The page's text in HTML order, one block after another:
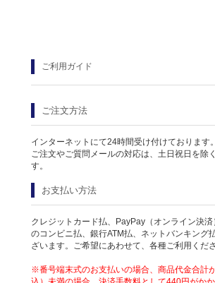
ご利用ガイド
ご注文方法
インターネットにて24時間受け付けております。
ご注文やご質問メールの対応は、土日祝日を除
す。
お支払い方法
クレジットカード払、PayPay（オンライン決
のコンビニ払、銀行ATM払、ネットバンキング
ざいます。ご希望にあわせて、各種ご利用くださ
※番号端末式のお支払いの場合、商品代金合計